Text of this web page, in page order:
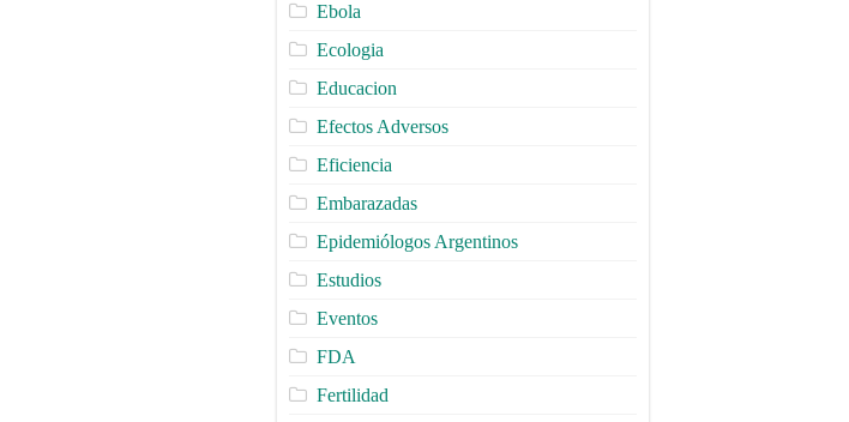
Ebola
Ecologia
Educacion
Efectos Adversos
Eficiencia
Embarazadas
Epidemiólogos Argentinos
Estudios
Eventos
FDA
Fertilidad